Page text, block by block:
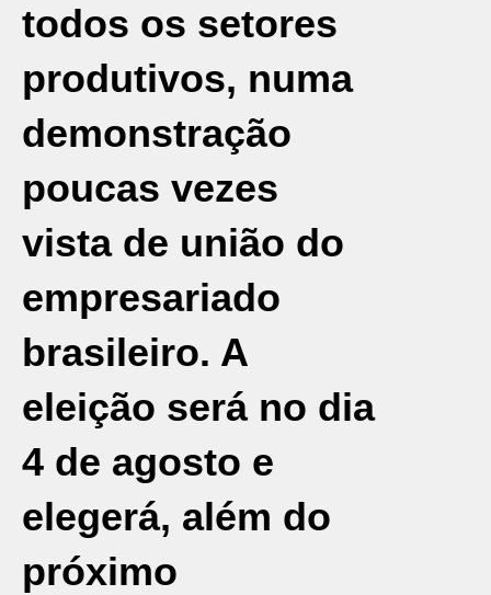
todos os setores
produtivos, numa
demonstração
poucas vezes
vista de união do
empresariado
brasileiro. A
eleição será no dia
4 de agosto e
elegerá, além do
próximo